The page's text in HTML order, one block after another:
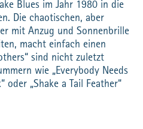
Blues im Jahr 1980 in die
Die chaotischen, aber
mit Anzug und Sonnenbrille
macht einfach einen
sind nicht zuletzt
wie „Everybody Needs
oder „Shake a Tail Feather“